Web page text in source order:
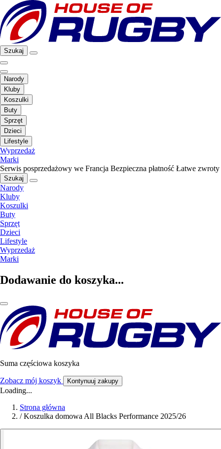
Szukaj
Narody
Kluby
Koszulki
Buty
Sprzęt
Dzieci
Lifestyle
Wyprzedaż
Marki
Serwis posprzedażowy we Francja Bezpieczna płatność Łatwe zwroty
Szukaj
Narody
Kluby
Koszulki
Buty
Sprzęt
Dzieci
Lifestyle
Wyprzedaż
Marki
Dodawanie do koszyka...
Suma częściowa koszyka
Zobacz mój koszyk Kontynuuj zakupy
Loading...
Strona główna
/ Koszulka domowa All Blacks Performance 2025/26